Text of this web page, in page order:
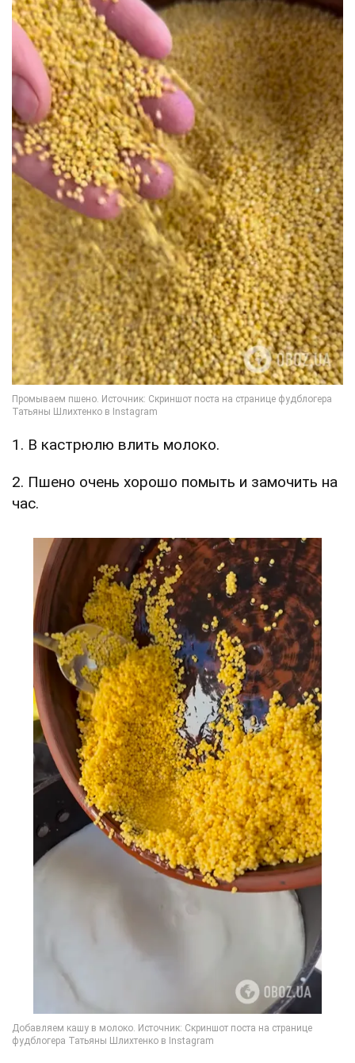
1. В кастрюлю влить молоко.
2. Пшено очень хорошо помыть и замочить на
час.